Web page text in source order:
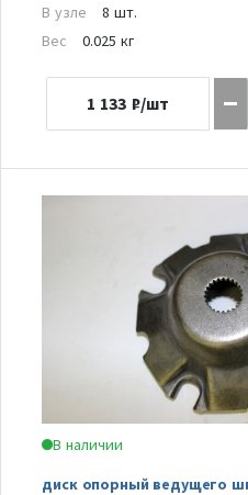
В узле
8 шт.
Вес
0.025 кг
1 133 ₽/шт
В наличии
диск опорный ведущего